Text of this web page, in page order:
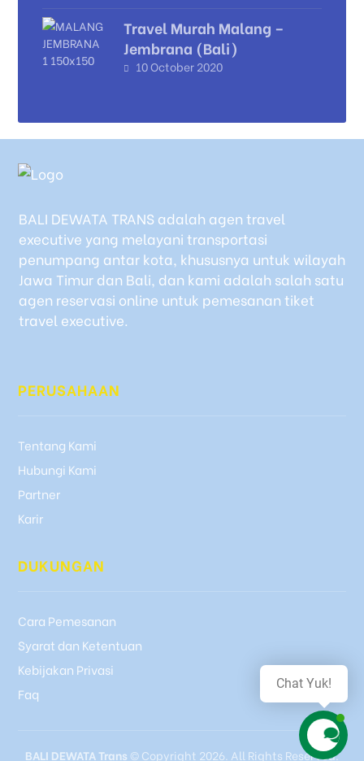
Travel Murah Malang –
Jembrana (Bali)
10 October 2020
BALI DEWATA TRANS adalah agen travel
executive yang melayani transportasi
penumpang antar kota, khususnya untuk wilayah
Jawa Timur dan Bali, dan kami adalah salah satu
agen reservasi online untuk pemesanan tiket
travel executive.
PERUSAHAAN
Tentang Kami
Hubungi Kami
Partner
Karir
DUKUNGAN
Cara Pemesanan
Syarat dan Ketentuan
Kebijakan Privasi
Faq
BALI DEWATA Trans © Copyright 2026. All Rights Reserved.
Chat Yuk!